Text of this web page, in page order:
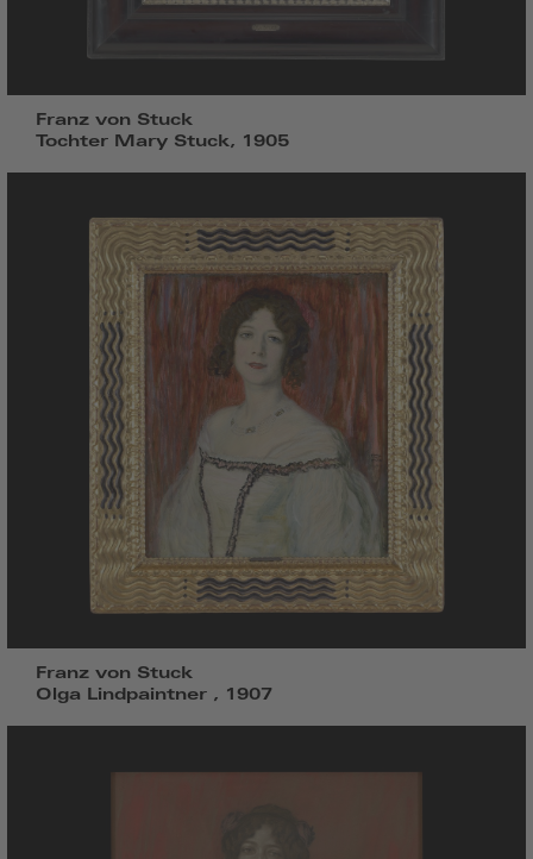
Franz von Stuck
Tochter Mary Stuck, 1905
Franz von Stuck
Olga Lindpaintner , 1907